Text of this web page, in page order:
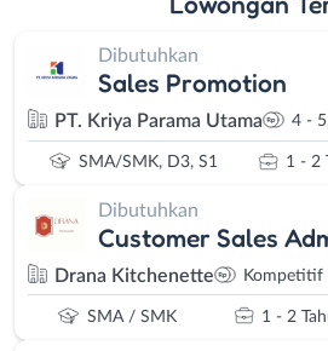
Dibutuhkan
Sales Promotion
PT. Kriya Parama Utama 4 -
SMA/SMK, D3, S1 1 - 2
Dibutuhkan
Customer Sales
Drana Kitchenette Kompetitif
SMA / SMK 1 - 2